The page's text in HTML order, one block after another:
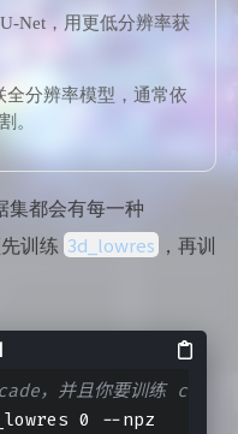
Net，用更低分辨率获
全分辨率模型，通常依
。
集都会有每一种
训练 3d_lowres
，再训
，并且你要训练
0 --npz